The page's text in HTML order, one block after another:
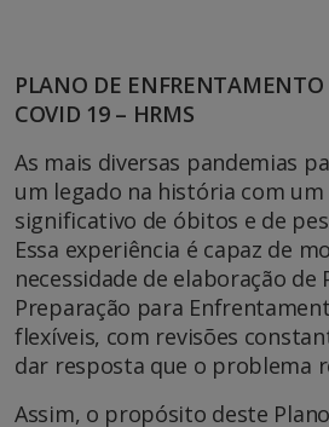
PLANO DE
COVID 19 – HRMS
As mais diversas pandemias
um legado na história com
significativo de óbitos e de
Essa experiência é capaz de
necessidade de elaboração de
Preparação para
flexíveis, com revisões
dar resposta que o problema
Assim, o propósito deste